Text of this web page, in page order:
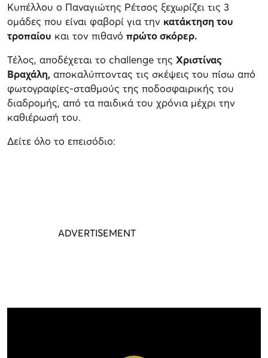
Κυπέλλου ο Παναγιώτης Ρέτσος ξεχωρίζει τις 3
ομάδες που είναι φαβορί για την κατάκτηση του
τροπαίου και τον πιθανό πρώτο σκόρερ.
Τέλος, αποδέχεται το challenge της Χριστίνας
Βραχάλη, αποκαλύπτοντας τις σκέψεις του πίσω από
φωτογραφίες-σταθμούς της ποδοσφαιρικής του
διαδρομής, από τα παιδικά του χρόνια μέχρι την
καθιέρωσή του.
Δείτε όλο το επεισόδιο: